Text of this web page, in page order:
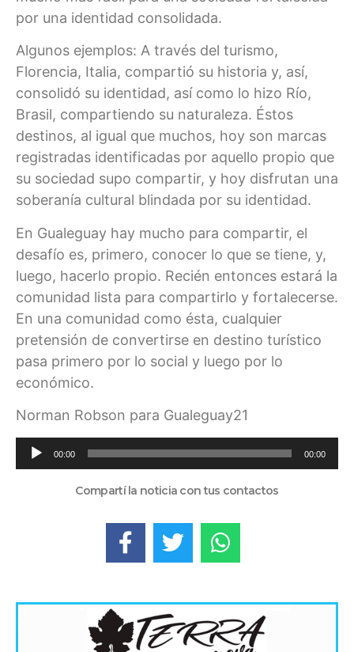
por una identidad consolidada.
Algunos ejemplos: A través del turismo,
Florencia, Italia, compartió su historia y, así,
consolidó su identidad, así como lo hizo Río,
Brasil, compartiendo su naturaleza. Éstos
destinos, al igual que muchos, hoy son marcas
registradas identificadas por aquello propio que
su sociedad supo compartir, y hoy disfrutan una
soberanía cultural blindada por su identidad.
En Gualeguay hay mucho para compartir, el
desafío es, primero, conocer lo que se tiene, y,
luego, hacerlo propio. Recién entonces estará la
comunidad lista para compartirlo y fortalecerse.
En una comunidad como ésta, cualquier
pretensión de convertirse en destino turístico
pasa primero por lo social y luego por lo
económico.
Norman Robson para Gualeguay21
Reproductor
de
00:00 00:00
Compartí la noticia con tus contactos